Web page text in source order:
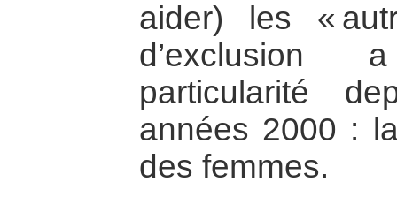
aider) les «
d’exclusion
particularité
années 2000 :
des femmes.